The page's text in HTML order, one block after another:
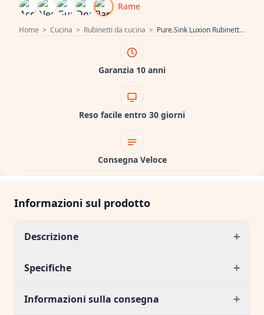
Home > Cucina > Rubinetti da cucina > Pure.Sink Luxion Rubinetto da cucina in rame a 2 fori con bocca a U PLX2HU-62
Rame
Garanzia 10 anni
Reso facile entro 30 giorni
Consegna Veloce
Informazioni sul prodotto
Descrizione +
Specifiche +
Informazioni sulla consegna +